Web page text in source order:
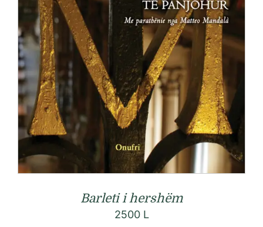
Barleti i hershëm
2500 L